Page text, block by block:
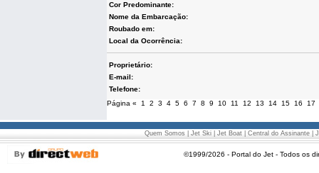
Cor Predominante:
Nome da Embarcação:
Roubado em:
Local da Ocorrência:
Proprietário:
E-mail:
Telefone:
Página « 1 2 3 4 5 6 7 8 9 10 11 12 13 14 15 16 17
Quem Somos Jet Ski Jet Boat Central do Assinante
©1999/2026 - Portal do Jet - Todos os